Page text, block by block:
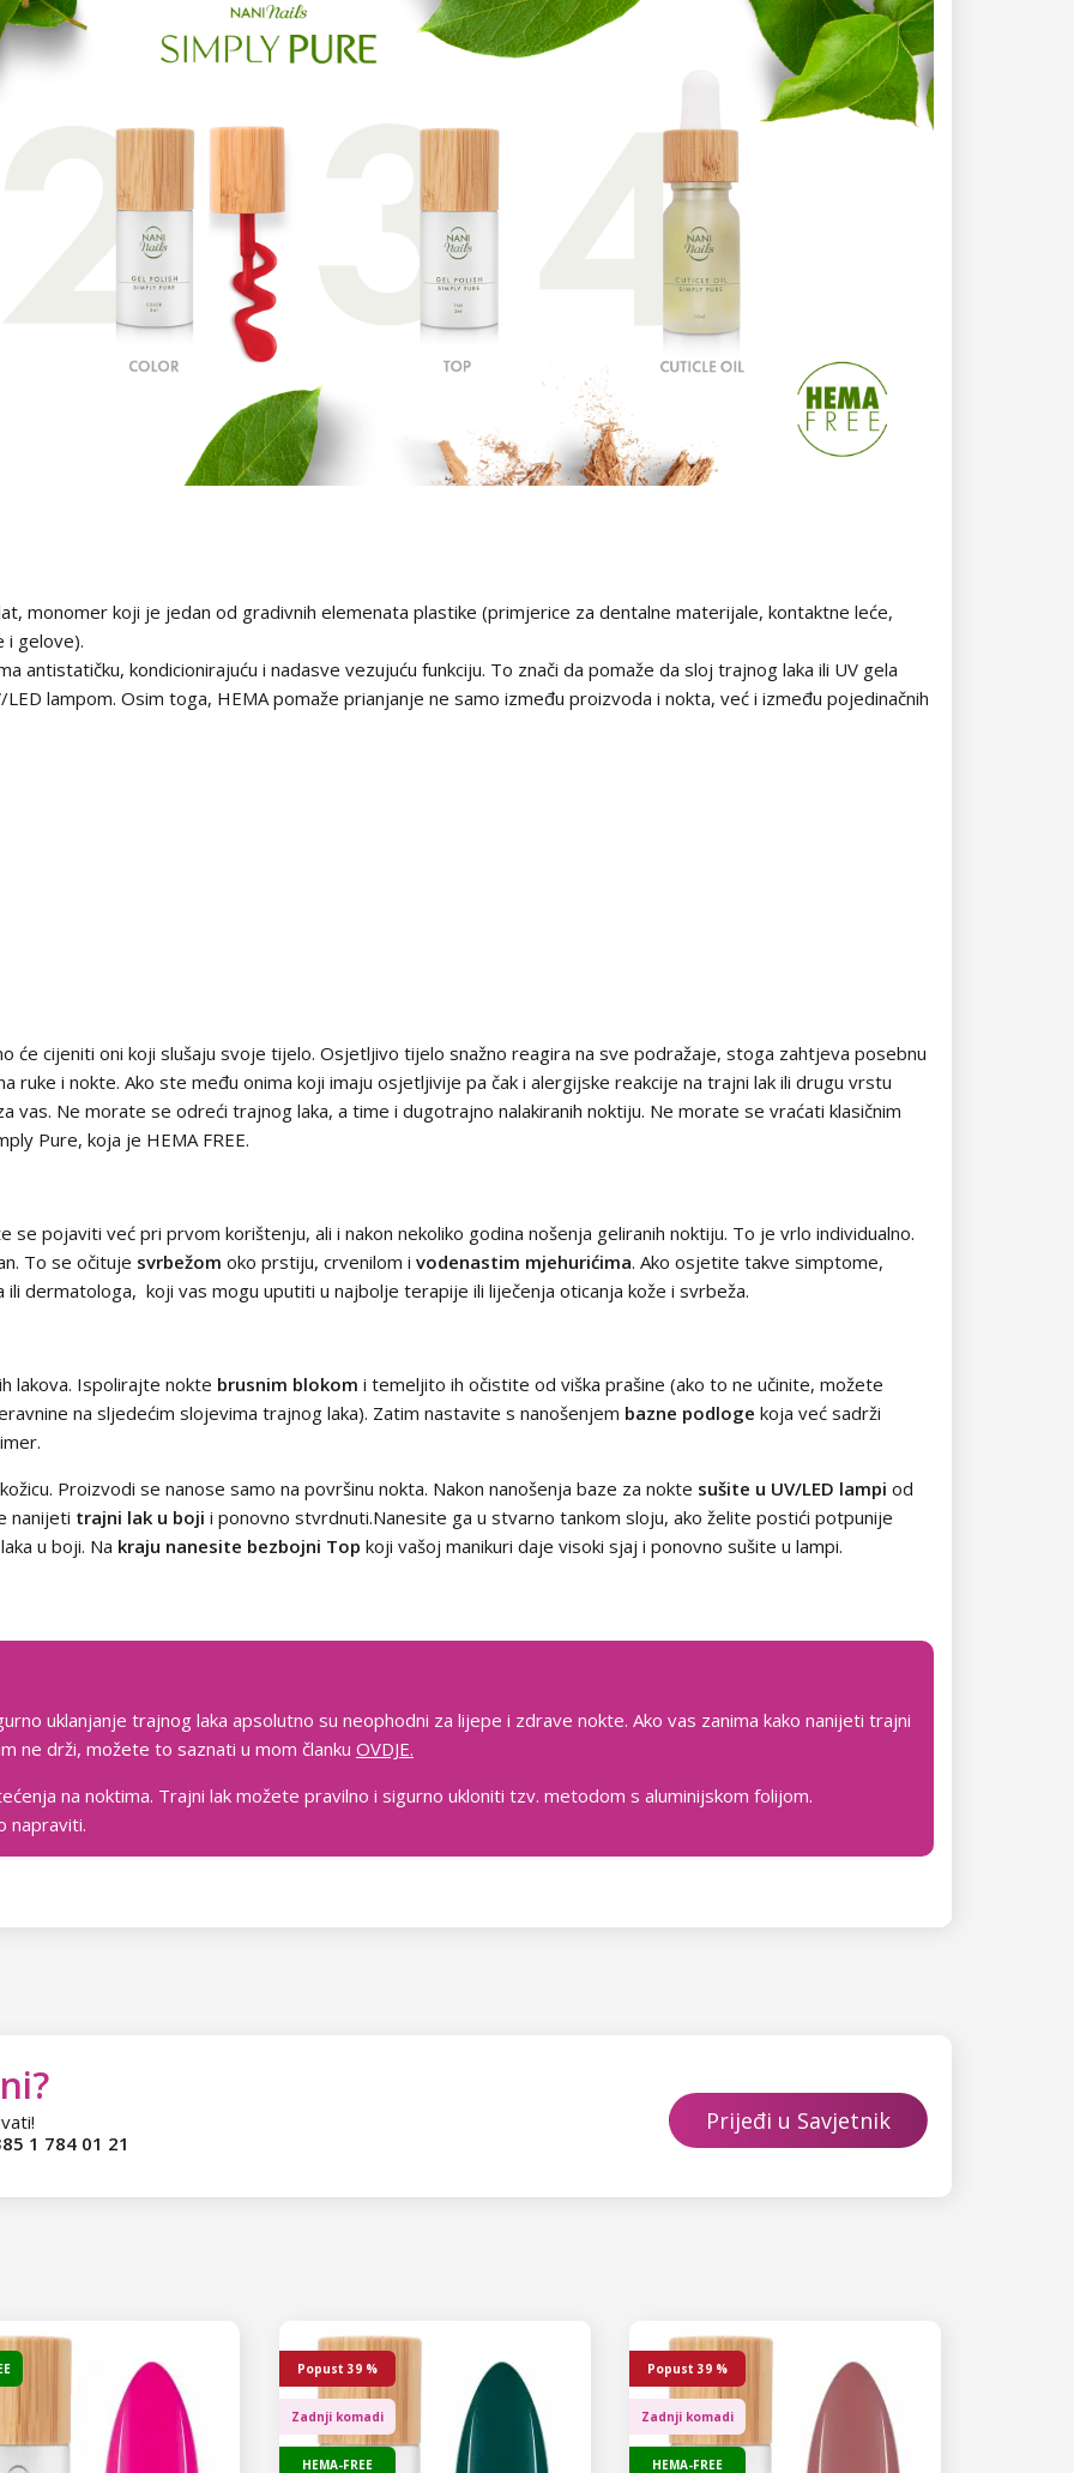
monomer koji je jedan od gradivnih elemenata plastike (primjerice za dentalne materijale, kontaktne leće,
i gelove).
antistatičku, kondicionirajuću i nadasve vezujuću funkciju. To znači da pomaže da sloj trajnog laka ili UV gela
lampom. Osim toga, HEMA pomaže prianjanje ne samo između proizvoda i nokta, već i između pojedinačnih
će cijeniti oni koji slušaju svoje tijelo. Osjetljivo tijelo snažno reagira na sve podražaje, stoga zahtjeva posebnu
ruke i nokte. Ako ste među onima koji imaju osjetljivije pa čak i alergijske reakcije na trajni lak ili drugu vrstu
vas. Ne morate se odreći trajnog laka, a time i dugotrajno nalakiranih noktiju. Ne morate se vraćati klasičnim
Pure, koja je HEMA FREE.
pojaviti već pri prvom korištenju, ali i nakon nekoliko godina nošenja geliranih noktiju. To je vrlo individualno.
To se očituje svrbežom oko prstiju, crvenilom i vodenastim mjehurićima. Ako osjetite takve simptome,
dermatologa, koji vas mogu uputiti u najbolje terapije ili liječenja oticanja kože i svrbeža.
lakova. Ispolirajte nokte brusnim blokom i temeljito ih očistite od viška prašine (ako to ne učinite, možete
na sljedećim slojevima trajnog laka). Zatim nastavite s nanošenjem bazne podloge koja već sadrži
Proizvodi se nanose samo na površinu nokta. Nakon nanošenja baze za nokte sušite u UV/LED lampi od
nanijeti trajni lak u boji i ponovno stvrdnuti.Nanesite ga u stvarno tankom sloju, ako želite postići potpunije
u boji. Na kraju nanesite bezbojni Top koji vašoj manikuri daje visoki sjaj i ponovno sušite u lampi.
uklanjanje trajnog laka apsolutno su neophodni za lijepe i zdrave nokte. Ako vas zanima kako nanijeti trajni
ne drži, možete to saznati u mom članku OVDJE.
na noktima. Trajni lak možete pravilno i sigurno ukloniti tzv. metodom s aluminijskom folijom.
napraviti.
1 784 01 21
Prijeđi u Savjetnik
Popust 39 %
Zadnji komadi
HEMA-FREE
Popust 39 %
Zadnji komadi
HEMA-FREE